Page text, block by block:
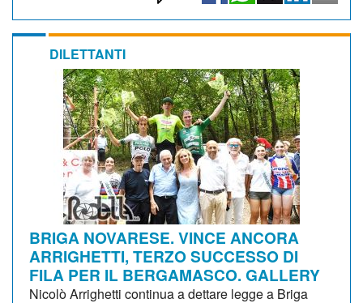
DILETTANTI
BRIGA NOVARESE. VINCE ANCORA
ARRIGHETTI, TERZO SUCCESSO DI
FILA PER IL BERGAMASCO. GALLERY
Nicolò Arrighetti continua a dettare legge a Briga